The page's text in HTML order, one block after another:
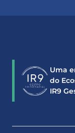
Uma
do
IR9